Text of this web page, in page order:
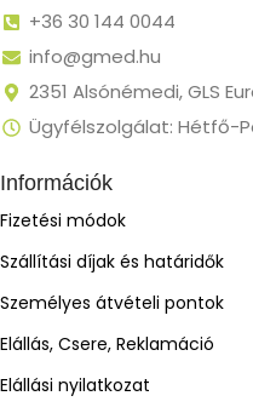
+36 30 144 0044
info@gmed.hu
2351 Alsónémedi, GLS
Ügyfélszolgálat: Hétfő-
Információk
Fizetési módok
Szállítási díjak és határidők
Személyes átvételi pontok
Elállás, Csere, Reklamáció
Elállási nyilatkozat